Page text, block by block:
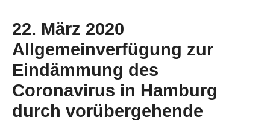
22. März 2020
Allgemeinverfügung zur
Eindämmung des
Coronavirus in Hamburg
durch vorübergehende